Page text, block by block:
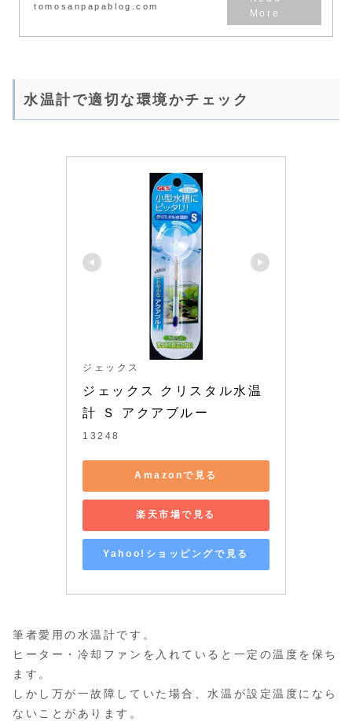
tomosanpapablog.com
水温計で適切な環境かチェック
ジェックス
ジェックス クリスタル水温
計 Ｓ アクアブルー
13248
Amazonで見る
楽天市場で見る
Yahoo!ショッピングで見る
筆者愛用の水温計です。
ヒーター・冷却ファンを入れていると一定の温度を保ち
ます。
しかし万が一故障していた場合、水温が設定温度になら
ないことがあります。